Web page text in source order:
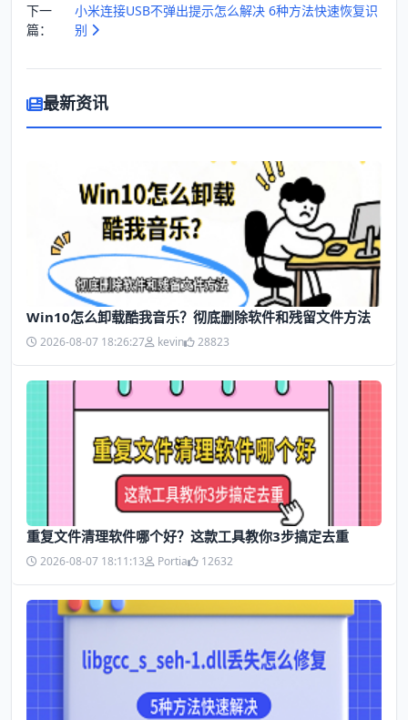
下一
篇：
小米连接USB不弹出提示怎么解决 6种方法快速恢复识
别
最新资讯
Win10怎么卸载酷我音乐？彻底删除软件和残留文件方法
2026-08-07 18:26:27 kevin 28823
​重复文件清理软件哪个好？这款工具教你3步搞定去重
2026-08-07 18:11:13 Portia 12632